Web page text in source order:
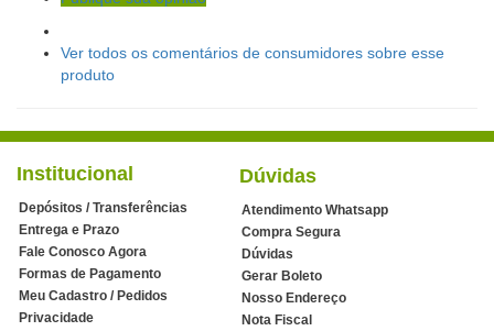
Ver todos os comentários de consumidores sobre esse
produto
Institucional
Depósitos / Transferências
Entrega e Prazo
Fale Conosco Agora
Formas de Pagamento
Meu Cadastro / Pedidos
Privacidade
Dúvidas
Atendimento Whatsapp
Compra Segura
Dúvidas
Gerar Boleto
Nosso Endereço
Nota Fiscal